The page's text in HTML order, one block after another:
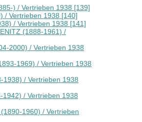
) / Vertrieben 1938 [139]
/ Vertrieben 1938 [140]
/ Vertrieben 1938 [141]
(1888-1961) /
2000) / Vertrieben 1938
1969) / Vertrieben 1938
1938) / Vertrieben 1938
1942) / Vertrieben 1938
1960) / Vertrieben